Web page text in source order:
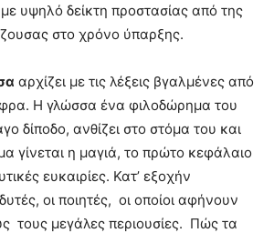
υψηλό δείκτη προστασίας από της
στο χρόνο ύπαρξης.
αρχίζει με τις λέξεις βγαλμένες από
Η γλώσσα ένα φιλοδώρημα του
δίποδο, ανθίζει στο στόμα του και
γίνεται η μαγιά, το πρώτο κεφάλαιο
ευκαιρίες. Κατ’ εξοχήν
οι ποιητές, οι οποίοι αφήνουν
τους μεγάλες περιουσίες. Πώς τα